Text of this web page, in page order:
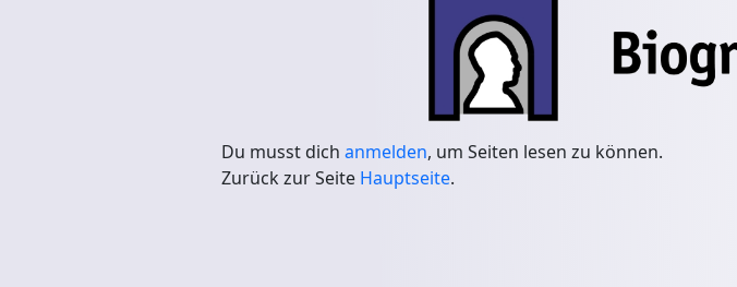
Du musst dich anmelden, um Seiten lesen zu können.
Zurück zur Seite Hauptseite.